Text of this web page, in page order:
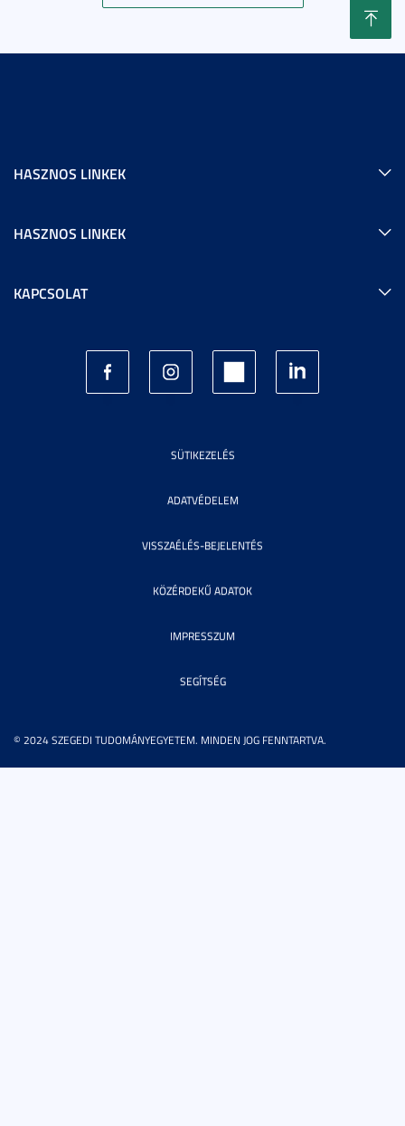
HASZNOS LINKEK
HASZNOS LINKEK
KAPCSOLAT
© 2024 SZEGEDI TUDOMÁNYEGYETEM. MINDEN JOG FENNTARTVA.
SÜTIKEZELÉS
ADATVÉDELEM
VISSZAÉLÉS-BEJELENTÉS
KÖZÉRDEKŰ ADATOK
IMPRESSZUM
SEGÍTSÉG